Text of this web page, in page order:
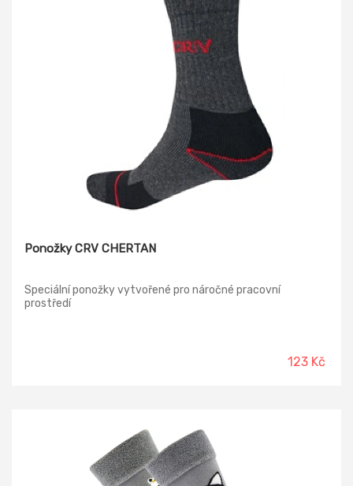
Ponožky CRV CHERTAN
Speciální ponožky vytvořené pro náročné pracovní
prostředí
123 Kč